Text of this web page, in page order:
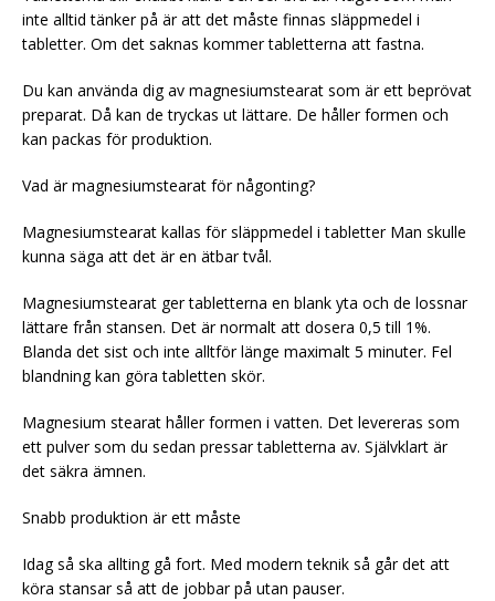
inte alltid tänker på är att det måste finnas släppmedel i
tabletter. Om det saknas kommer tabletterna att fastna.
Du kan använda dig av magnesiumstearat som är ett beprövat
preparat. Då kan de tryckas ut lättare. De håller formen och
kan packas för produktion.
Vad är magnesiumstearat för någonting?
Magnesiumstearat kallas för släppmedel i tabletter Man skulle
kunna säga att det är en ätbar tvål.
Magnesiumstearat ger tabletterna en blank yta och de lossnar
lättare från stansen. Det är normalt att dosera 0,5 till 1%.
Blanda det sist och inte alltför länge maximalt 5 minuter. Fel
blandning kan göra tabletten skör.
Magnesium stearat håller formen i vatten. Det levereras som
ett pulver som du sedan pressar tabletterna av. Självklart är
det säkra ämnen.
Snabb produktion är ett måste
Idag så ska allting gå fort. Med modern teknik så går det att
köra stansar så att de jobbar på utan pauser.